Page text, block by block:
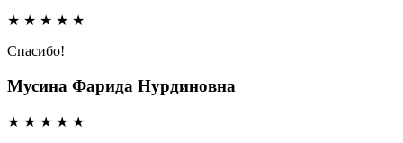
★ ★ ★ ★ ★
Спасибо!
Мусина Фарида Нурдиновна
★ ★ ★ ★ ★